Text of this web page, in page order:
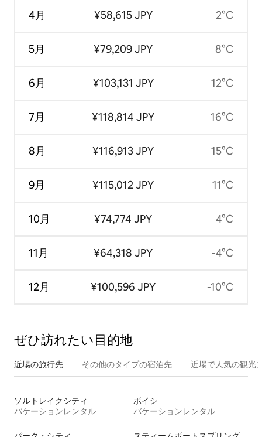
4月
5月
6月
7月
8月
9月
10月
11月
12月
¥58,615 JPY
¥79,209 JPY
¥103,131 JPY
¥118,814 JPY
¥116,913 JPY
¥115,012 JPY
¥74,774 JPY
¥64,318 JPY
¥100,596 JPY
2°C
8°C
12°C
16°C
15°C
11°C
4°C
-4°C
-10°C
ぜひ訪⁠れ⁠た⁠い目⁠的⁠地
近場の旅行先 その他のタ⁠イ⁠プ⁠の宿⁠泊⁠先 近場で人気の観光
ソルトレイクシティ
バケーションレンタル
ボイシ
バケーションレンタル